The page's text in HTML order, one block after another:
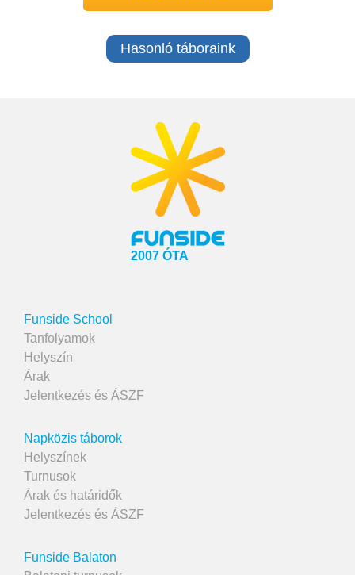
Hasonló táboraink
2007 ÓTA
Funside School
Tanfolyamok
Helyszín
Árak
Jelentkezés és ÁSZF
Napközis táborok
Helyszínek
Turnusok
Árak és határidők
Jelentkezés és ÁSZF
Funside Balaton